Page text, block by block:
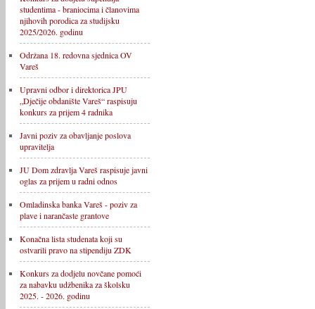
studentima - braniocima i članovima
njihovih porodica za studijsku
2025/2026. godinu
Održana 18. redovna sjednica OV
Vareš
Upravni odbor i direktorica JPU
„Dječije obdanište Vareš“ raspisuju
konkurs za prijem 4 radnika
Javni poziv za obavljanje poslova
upravitelja
JU Dom zdravlja Vareš raspisuje javni
oglas za prijem u radni odnos
Omladinska banka Vareš - poziv za
plave i narančaste grantove
Konačna lista studenata koji su
ostvarili pravo na stipendiju ZDK
Konkurs za dodjelu novčane pomoći
za nabavku udžbenika za školsku
2025. - 2026. godinu